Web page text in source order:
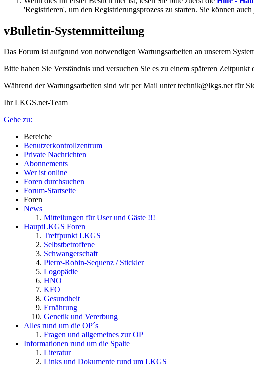
'Registrieren', um den Registrierungsprozess zu starten. Sie können
vBulletin-Systemmitteilung
Das Forum ist aufgrund von notwendigen Wartungsarbeiten an unserem
Bitte haben Sie Verständnis und versuchen Sie es zu einem späteren Zeitpunkt
Während der Wartungsarbeiten sind wir per Mail untertechnik@lkgs.netfür
Ihr LKGS.net-Team
Gehe zu:
Bereiche
Benutzerkontrollzentrum
Private Nachrichten
Abonnements
Wer ist online
Foren durchsuchen
Forum-Startseite
Foren
News
Mitteilungen für User und Gäste !!!
HauptLKGS Foren
Treffpunkt LKGS
Selbstbetroffene
Schwangerschaft
Pierre-Robin-Sequenz / Stickler
Logopädie
HNO
KFO
Gesundheit
Ernährung
Genetik und Vererbung
Alles rund um die OP´s
Fragen und allgemeines zur OP
Informationen rund um die Spalte
Literatur
Links und Dokumente rund um LKGS